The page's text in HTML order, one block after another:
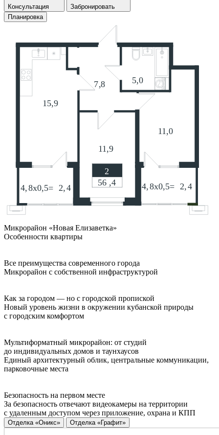
Консультация
Забронировать
Планировка
Микрорайон «Новая Елизаветка»
Особенности квартиры
Все преимущества современного города
Микрорайон с собственной инфраструктурой
Как за городом — но с городской пропиской
Новый уровень жизни в окружении кубанской природы
с городским комфортом
Мультиформатный микрорайон: от студий
до индивидуальных домов и таунхаусов
Единый архитектурный облик, центральные коммуникации,
парковочные места
Безопасность на первом месте
За безопасность отвечают видеокамеры на территории
с удаленным доступом через приложение, охрана и КПП
Отделка «Оникс» Отделка «Графит»